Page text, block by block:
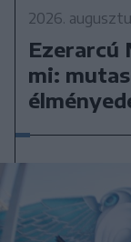
2026.
Ezerarcú
mi: